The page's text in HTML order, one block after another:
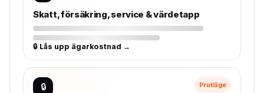
Skatt, försäkring, service & värdetapp
🔒 Lås upp ägarkostnad →
🔒 Prutläge